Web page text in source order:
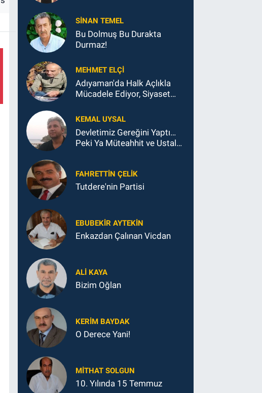
SINAN TEMEL
Bu Dolmuş Bu Durakta
Durmaz!
MEHMET ELÇI
Adıyaman'da Halk Açlıkla
Mücadele Ediyor, Siyaset
KEMAL UYSAL
Devletimiz Gereğini Yaptı…
Peki Ya Müteahhit ve Ustalar
FAHRETTIN ÇELİK
Tutdere'nin Partisi
EBUBEKIR AYTEKIN
Enkazdan Çalınan Vicdan
ALI KAYA
Bizim Oğlan
KERIM BAYDAK
O Derece Yani!
MITHAT SOLGUN
10. Yılında 15 Temmuz